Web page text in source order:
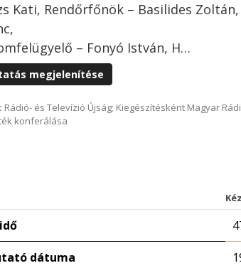
Kati, Rendőrfőnök – Basilides
– Fonyó István, H…
megjelenítése
Rádió- és Televízió Újság; Kiegészítésként Magyar
konferálása
dátuma